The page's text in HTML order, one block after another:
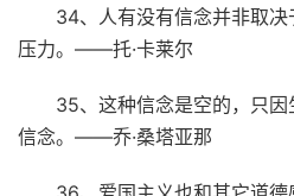
34、人有没有信念并非取
压力。——托·卡莱尔
35、这种信念是空的，只
信念。——乔·桑塔亚那